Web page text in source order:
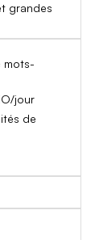
grandes
mots-
jour
de